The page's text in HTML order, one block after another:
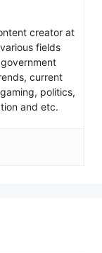
creator at
fields
current
politics,
and etc.